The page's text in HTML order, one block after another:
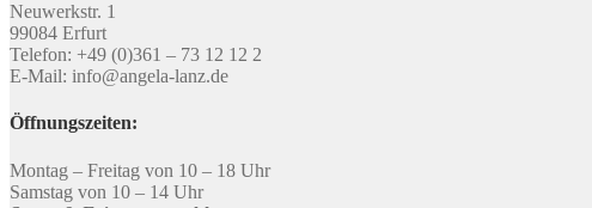
Neuwerkstr. 1
99084 Erfurt
Telefon: +49 (0)361 – 73 12 12 2
E-Mail: info@angela-lanz.de
Öffnungszeiten:
Montag – Freitag von 10 – 18 Uhr
Samstag von 10 – 14 Uhr